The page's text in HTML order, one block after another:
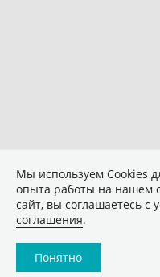
Мы используем Сookies
опыта работы на нашем
сайт, вы соглашаетесь с
соглашения.
Понятно